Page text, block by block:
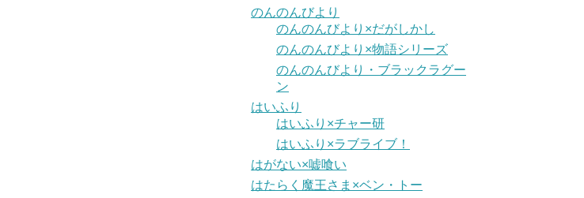
のんのんびより
のんのんびより×だがしかし
のんのんびより×物語シリーズ
のんのんびより・ブラックラグー
ン
はいふり
はいふり×チャー研
はいふり×ラブライブ！
はがない×嘘喰い
はたらく魔王さま×ベン・トー